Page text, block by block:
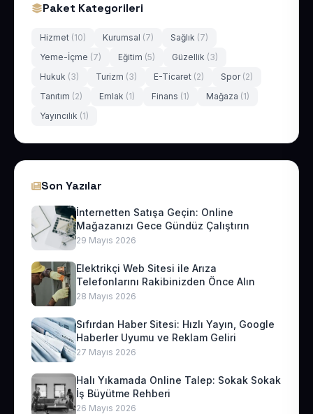
Paket Kategorileri
Hizmet (10) Kurumsal (7) Sağlık (7)
Yeme-İçme (7) Eğitim (5) Güzellik (3)
Hukuk (3) Turizm (3) E-Ticaret (2) Spor (2)
Tanıtım (2) Emlak (1) Finans (1) Mağaza (1)
Yayıncılık (1)
Son Yazılar
İnternetten Satışa Geçin: Online
Mağazanızı Gece Gündüz Çalıştırın
29 Mayıs 2026
Elektrikçi Web Sitesi ile Arıza
Telefonlarını Rakibinizden Önce Alın
28 Mayıs 2026
Sıfırdan Haber Sitesi: Hızlı Yayın, Google
Haberler Uyumu ve Reklam Geliri
27 Mayıs 2026
Halı Yıkamada Online Talep: Sokak Sokak
İş Büyütme Rehberi
26 Mayıs 2026